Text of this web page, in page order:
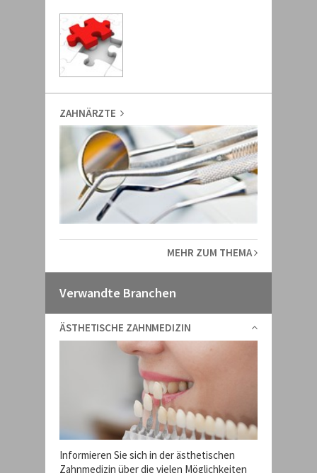
ZAHNÄRZTE
MEHR ZUM THEMA
Verwandte Branchen
ÄSTHETISCHE ZAHNMEDIZIN
Informieren Sie sich in der ästhetischen
Zahnmedizin über die vielen Möglichkeiten